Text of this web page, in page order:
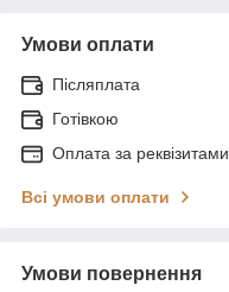
Умови оплати
Післяплата
Готівкою
Оплата за реквізитами
Всі умови оплати
Умови повернення